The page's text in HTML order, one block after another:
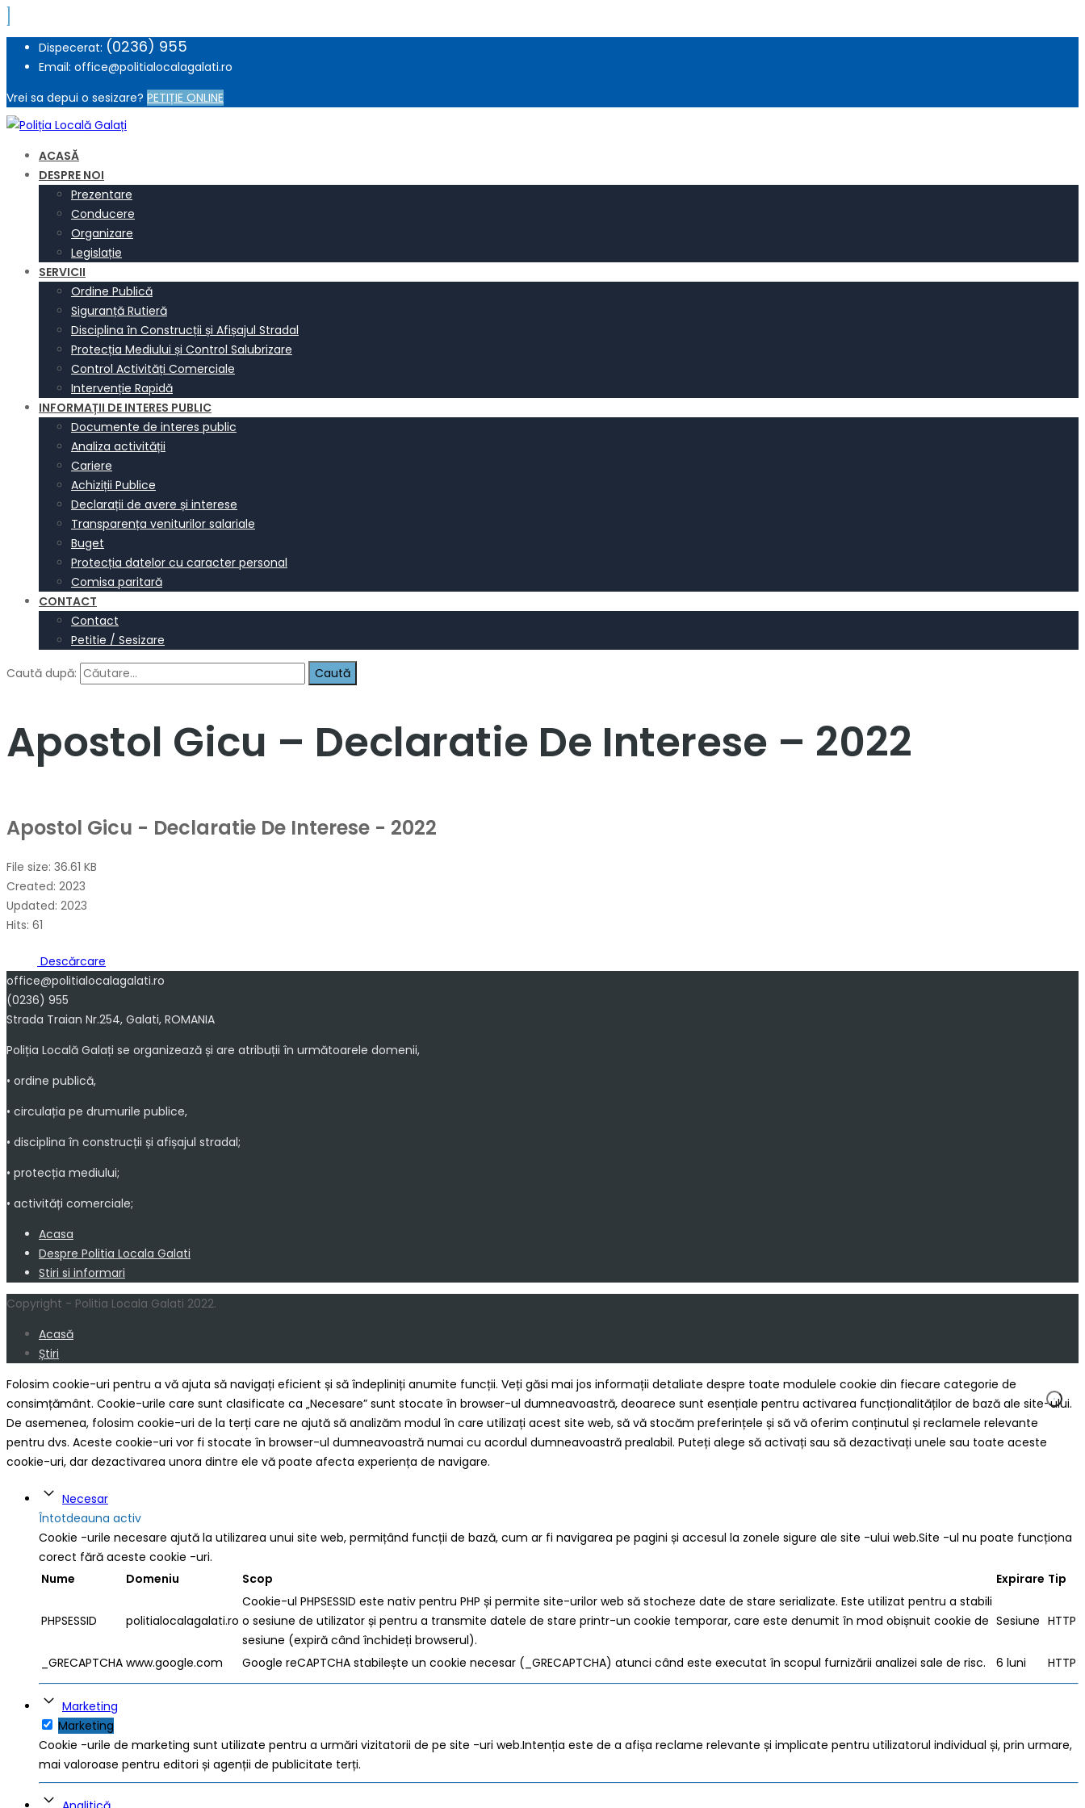
Dispecerat: (0236) 955
Email: office@politialocalagalati.ro
Vrei sa depui o sesizare? PETIȚIE ONLINE
ACASĂ
DESPRE NOI
Prezentare
Conducere
Organizare
Legislație
SERVICII
Ordine Publică
Siguranță Rutieră
Disciplina în Construcții și Afișajul Stradal
Protecția Mediului și Control Salubrizare
Control Activități Comerciale
Intervenție Rapidă
INFORMAȚII DE INTERES PUBLIC
Documente de interes public
Analiza activității
Cariere
Achiziții Publice
Declarații de avere și interese
Transparența veniturilor salariale
Buget
Protecția datelor cu caracter personal
Comisa paritară
CONTACT
Contact
Petitie / Sesizare
Caută după:
Apostol Gicu – Declaratie De Interese – 2022
Apostol Gicu - Declaratie De Interese - 2022
File size: 36.61 KB
Created: 2023
Updated: 2023
Hits: 61
Descărcare
office@politialocalagalati.ro
(0236) 955
Strada Traian Nr.254, Galati, ROMANIA
Poliția Locală Galați se organizează și are atribuții în următoarele domenii,
• ordine publică,
• circulația pe drumurile publice,
• disciplina în construcții și afișajul stradal;
• protecția mediului;
• activități comerciale;
Acasa
Despre Politia Locala Galati
Stiri si informari
Copyright - Politia Locala Galati 2022.
Acasă
Știri
Folosim cookie-uri pentru a vă ajuta să navigați eficient și să îndepliniți anumite funcții. Veți găsi mai jos informații detaliate despre toate modulele cookie din fiecare categorie de
consimțământ. Cookie-urile care sunt clasificate ca „Necesare” sunt stocate în browser-ul dumneavoastră, deoarece sunt esențiale pentru activarea funcționalităților de bază ale site-ului.
De asemenea, folosim cookie-uri de la terți care ne ajută să analizăm modul în care utilizați acest site web, să vă stocăm preferințele și să vă oferim conținutul și reclamele relevante
pentru dvs. Aceste cookie-uri vor fi stocate în browser-ul dumneavoastră numai cu acordul dumneavoastră prealabil. Puteți alege să activați sau să dezactivați unele sau toate aceste
cookie-uri, dar dezactivarea unora dintre ele vă poate afecta experiența de navigare.
Necesar
Întotdeauna activ
Cookie -urile necesare ajută la utilizarea unui site web, permițând funcții de bază, cum ar fi navigarea pe pagini și accesul la zonele sigure ale site -ului web.Site -ul nu poate funcționa
corect fără aceste cookie -uri.
Nume
Domeniu Scop Expirare Tip
PHPSESSID politialocalagalati.ro
Cookie-ul PHPSESSID este nativ pentru PHP și permite site-urilor web să stocheze date de stare serializate. Este utilizat pentru a stabili
o sesiune de utilizator și pentru a transmite datele de stare printr-un cookie temporar, care este denumit în mod obișnuit cookie de
sesiune (expiră când închideți browserul).
Sesiune HTTP
_GRECAPTCHA www.google.com Google reCAPTCHA stabilește un cookie necesar (_GRECAPTCHA) atunci când este executat în scopul furnizării analizei sale de risc. 6 luni HTTP
Marketing
Marketing
Cookie -urile de marketing sunt utilizate pentru a urmări vizitatorii de pe site -uri web.Intenția este de a afișa reclame relevante și implicate pentru utilizatorul individual și, prin urmare,
mai valoroase pentru editori și agenții de publicitate terți.